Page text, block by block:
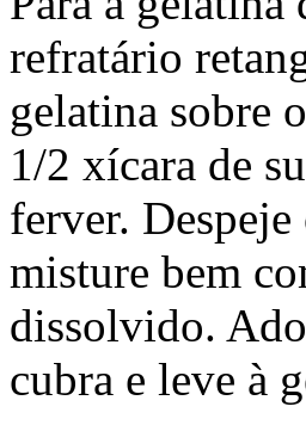
refratário
gelatina sobre
1/2 xícara de
ferver.
misture bem
dissolvido.
cubra e leve à